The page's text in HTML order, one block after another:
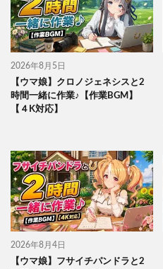
2026年8月5日
【ウマ娘】クロノジェネシスと2
時間一緒に作業♪【作業BGM】
【４K対応】
2026年8月4日
【ウマ娘】フサイチパンドラと2